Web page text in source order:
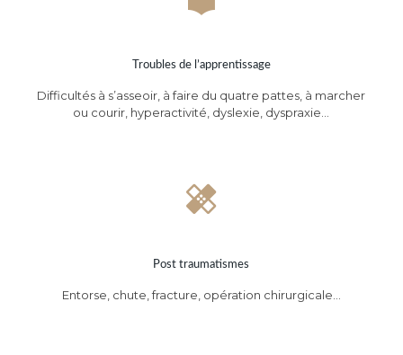
Troubles de l’apprentissage
Difficultés à s’asseoir, à faire du quatre pattes, à marcher
ou courir, hyperactivité, dyslexie, dyspraxie…
Post traumatismes
Entorse, chute, fracture, opération chirurgicale…